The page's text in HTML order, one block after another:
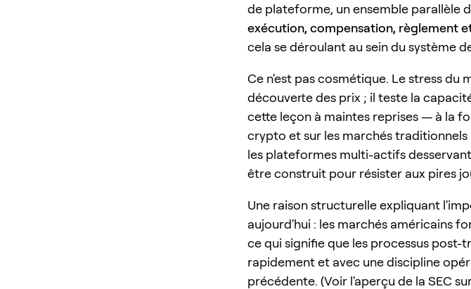
de plateforme, un ensemble parallèle
exécution, compensation, règlement
cela se déroulant au sein du système
Ce n'est pas cosmétique. Le stress du
découverte des prix ; il teste la
cette leçon à maintes reprises — à la
crypto et sur les marchés
les plateformes multi-actifs
être construit pour résister aux pires
Une raison structurelle expliquant
aujourd'hui : les marchés américains
ce qui signifie que les processus post-
rapidement et avec une discipline
précédente. (Voir l'aperçu de la SEC